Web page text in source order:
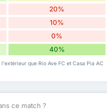
20%
10%
0%
40%
que Rio Ave FC et Casa Pia AC
ce match ?